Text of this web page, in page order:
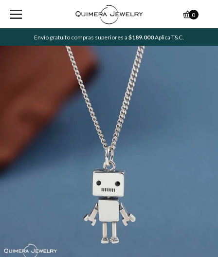
Envío gratuito compras superiores a $189.000Aplica T&C.
0